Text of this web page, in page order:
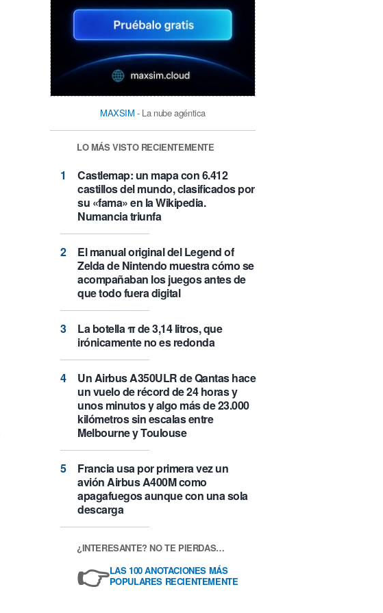
MAXSIM - La nube agéntica
LO MÁS VISTO RECIENTEMENTE
Castlemap: un mapa con 6.412
castillos del mundo, clasificados por
su «fama» en la Wikipedia.
Numancia triunfa
El manual original del Legend of
Zelda de Nintendo muestra cómo se
acompañaban los juegos antes de
que todo fuera digital
La botella π de 3,14 litros, que
irónicamente no es redonda
Un Airbus A350ULR de Qantas hace
un vuelo de récord de 24 horas y
unos minutos y algo más de 23.000
kilómetros sin escalas entre
Melbourne y Toulouse
Francia usa por primera vez un
avión Airbus A400M como
apagafuegos aunque con una sola
descarga
¿INTERESANTE? NO TE PIERDAS…
👉LAS 100 ANOTACIONES MÁS
POPULARES RECIENTEMENTE